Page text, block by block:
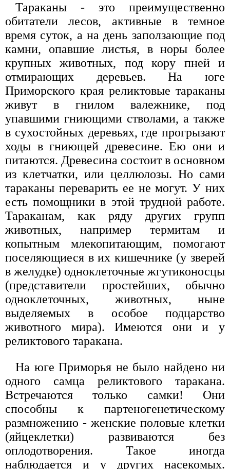
Тараканы - это преимущественно
обитатели лесов, активные в темное
время суток, а на день заползающие под
камни, опавшие листья, в норы более
крупных животных, под кору пней и
отмирающих деревьев. На юге
Приморского края реликтовые тараканы
живут в гнилом валежнике, под
упавшими гниющими стволами, а также
в сухостойных деревьях, где прогрызают
ходы в гниющей древесине. Ею они и
питаются. Древесина состоит в основном
из клетчатки, или целлюлозы. Но сами
тараканы переварить ее не могут. У них
есть помощники в этой трудной работе.
Тараканам, как ряду других групп
животных, например термитам и
копытным млекопитающим, помогают
поселяющиеся в их кишечнике (у зверей
в желудке) одноклеточные жгутиконосцы
(представители простейших, обычно
одноклеточных, животных, ныне
выделяемых в особое подцарство
животного мира). Имеются они и у
реликтового таракана.
На юге Приморья не было найдено ни
одного самца реликтового таракана.
Встречаются только самки! Они
способны к партеногенетическому
размножению - женские половые клетки
(яйцеклетки) развиваются без
оплодотворения. Такое иногда
наблюдается и у других насекомых.